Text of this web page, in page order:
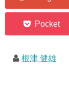
根津 健雄